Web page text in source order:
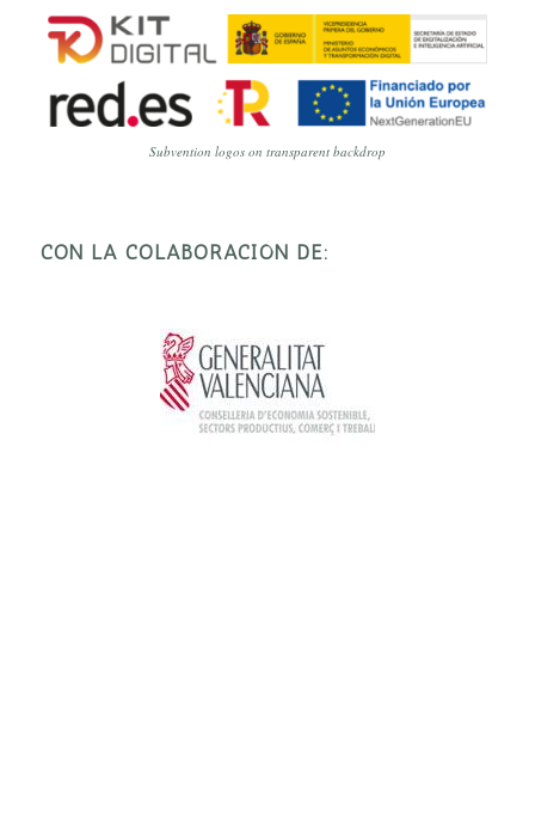
Subvention logos on transparent backdrop
CON LA COLABORACIÓN DE: